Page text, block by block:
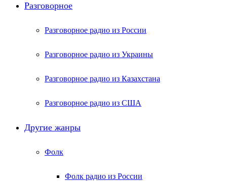
Разговорное
Разговорное радио из России
Разговорное радио из Украины
Разговорное радио из Казахстана
Разговорное радио из США
Другие жанры
Фолк
Фолк радио из России